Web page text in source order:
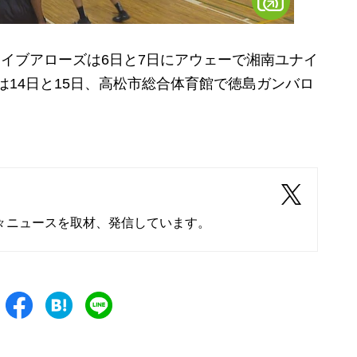
アローズは6日と7日にアウェーで湘南ユナイ
14日と15日、高松市総合体育館で徳島ガンバロ
ュースを取材、発信しています。